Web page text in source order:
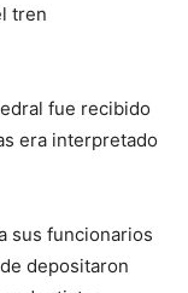
tren
fue recibido
era interpretado
sus funcionarios
depositaron